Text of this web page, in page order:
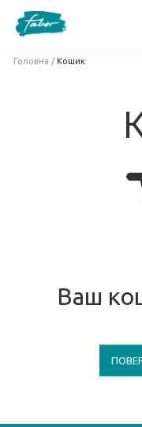
Головна /Кошик
Ваш